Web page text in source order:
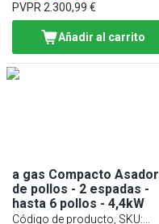
PVPR 2.300,99 €
Añadir al carrito
a gas Compacto Asador
de pollos - 2 espadas -
hasta 6 pollos - 4,4kW
Código de producto, SKU: